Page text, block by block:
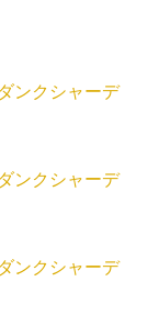
ンクシャーデ
ンクシャーデ
ンクシャーデ